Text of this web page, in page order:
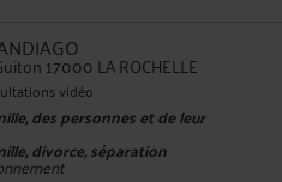
17000 LA ROCHELLE
vidéo
des personnes et de leur
divorce, séparation